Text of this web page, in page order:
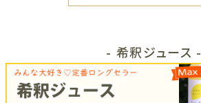
- 希釈ジュース -